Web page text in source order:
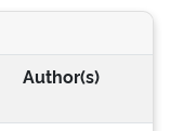
Author(s)